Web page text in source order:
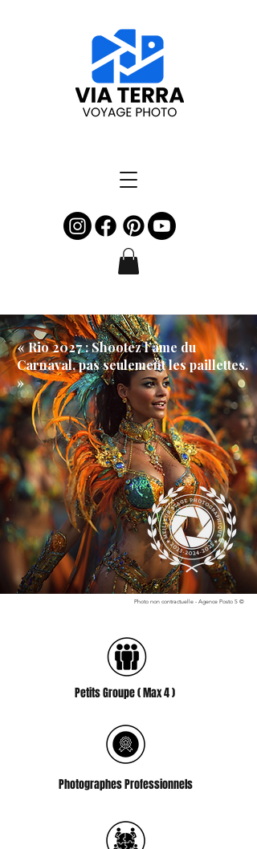
« Rio 2027 : Shootez l’âme du
Carnaval, pas seulement les paillettes.
»
Photo non contractuelle - Agence Posto 5 ©
Petits Groupe ( Max 4 )
Photographes Professionnels